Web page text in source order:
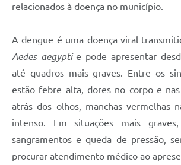
relacionados à doença no município.
A dengue é uma doença viral
Aedes aegyptie pode apresentar
até quadros mais graves. Entre os
estão febre alta, dores no corpo e
atrás dos olhos, manchas vermelhas
intenso. Em situações mais
sangramentos e queda de pressão,
procurar atendimento médico ao